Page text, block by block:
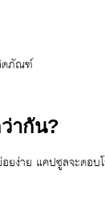
ตภัณฑ์
ากัน?
ยง่าย แคปซูลจะตอบ